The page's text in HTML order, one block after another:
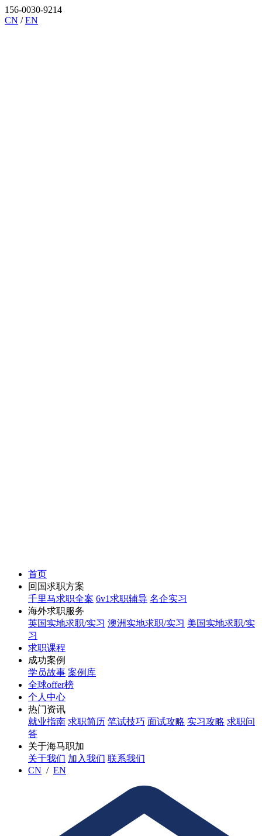
156-0030-9214
CN /EN
首页
回国求职方案
千里马求职全案 6v1求职辅导 名企实习
海外求职服务
英国实地求职/实习 澳洲实地求职/实习 美国实地求职/实
习
求职课程
成功案例
学员故事 案例库
全球offer榜
个人中心
热门资讯
就业指南 求职简历 笔试技巧 面试攻略 实习攻略 求职问
答
关于海马职加
关于我们 加入我们 联系我们
CN / EN